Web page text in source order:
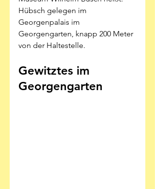
Hübsch gelegen im
Georgenpalais im
Georgengarten, knapp 200 Meter
von der Haltestelle.
Gewitztes im
Georgengarten